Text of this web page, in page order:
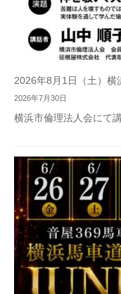
2026年8月1日（土）横
2026年7月30日
横浜市倫理法人会にて